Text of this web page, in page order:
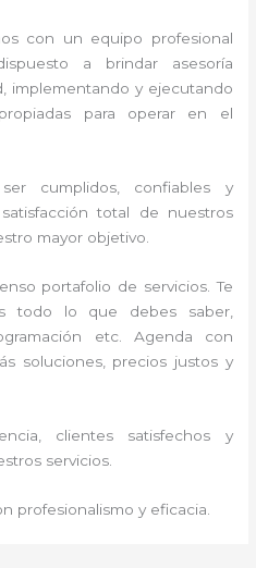
con un equipo profesional
a brindar asesoría
implementando y ejecutando
para operar en el
cumplidos, confiables y
total de nuestros
mayor objetivo.
portafolio de servicios. Te
todo lo que debes saber,
etc. Agenda con
soluciones, precios justos y
clientes satisfechos y
servicios.
profesionalismo y eficacia.